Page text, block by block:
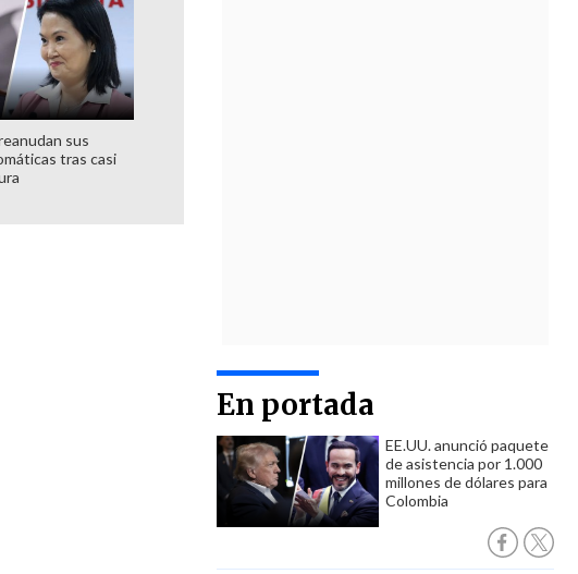
En portada
EE.UU. anunció paquete
de asistencia por 1.000
millones de dólares para
Colombia
sus
tras casi